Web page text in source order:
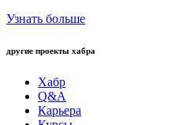
Узнать больше
другие проекты хабра
Хабр
Q&A
Карьера